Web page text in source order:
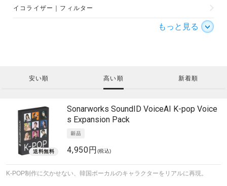
イコライザー｜フィルター
もっと見る
安い順 高い順 新着順
Sonarworks SoundID VoiceAI K-pop Voice
s Expansion Pack
4,950円 (税込)
K-POP制作に欠かせない、韓国ボーカルのキャラクターをリアルに再現。